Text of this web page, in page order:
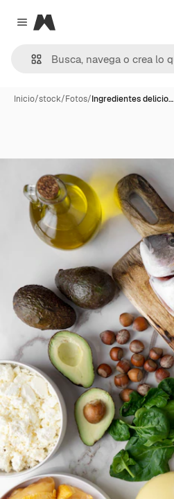
Close menu
Magnific
Inicio/stock/Fotos/Ingredientes delicio…